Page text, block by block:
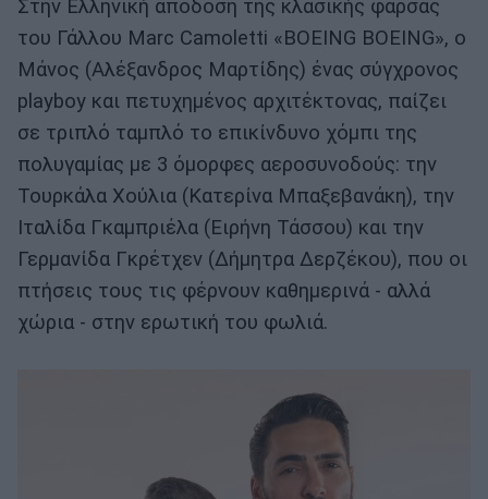
Στην Ελληνική απόδοση της κλασικής φάρσας
του Γάλλου Marc Camoletti «BOEING BOEING», ο
Μάνος (Αλέξανδρος Μαρτίδης) ένας σύγχρονος
playboy και πετυχημένος αρχιτέκτονας, παίζει
σε τριπλό ταμπλό το επικίνδυνο χόμπι της
πολυγαμίας με 3 όμορφες αεροσυνοδούς: την
Τουρκάλα Χούλια (Κατερίνα Μπαξεβανάκη), την
Ιταλίδα Γκαμπριέλα (Ειρήνη Τάσσου) και την
Γερμανίδα Γκρέτχεν (Δήμητρα Δερζέκου), που οι
πτήσεις τους τις φέρνουν καθημερινά - αλλά
χώρια - στην ερωτική του φωλιά.